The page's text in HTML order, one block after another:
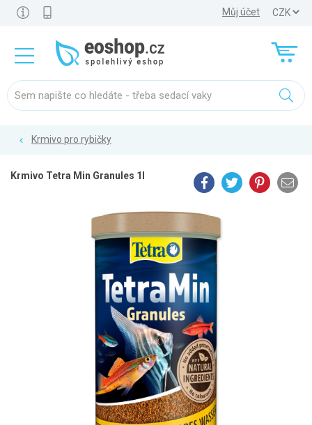
Můj účet
Krmivo pro rybičky
Krmivo Tetra Min Granules 1l